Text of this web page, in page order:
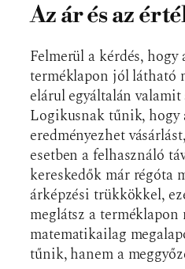
Az ár és az
Felmerül a kérdés, hogy
terméklapon jól látható
elárul egyáltalán
Logikusnak tűnik, hogy
eredményezhet
esetben a felhasználó
kereskedők már régóta
árképzési trükkökkel,
meglátsz a
matematikailag
tűnik, hanem a